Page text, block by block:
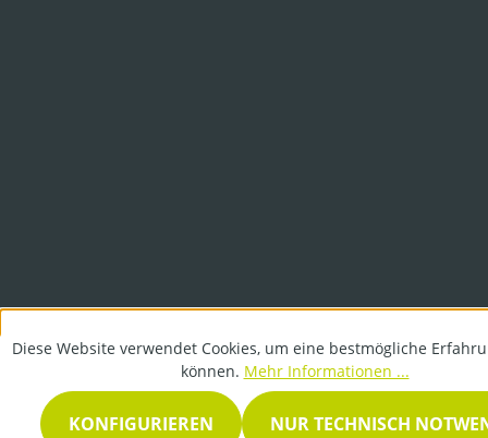
Diese Website verwendet Cookies, um eine bestmögliche
können. Mehr Informationen ...
NUR TECHNISCH
KONFIGURIEREN